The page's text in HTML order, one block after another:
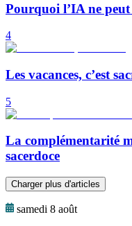
Pourquoi l’IA ne peut
4
Les vacances, c’est
5
La complémentarité
sacerdoce
Charger plus d'articles
samedi 8 août